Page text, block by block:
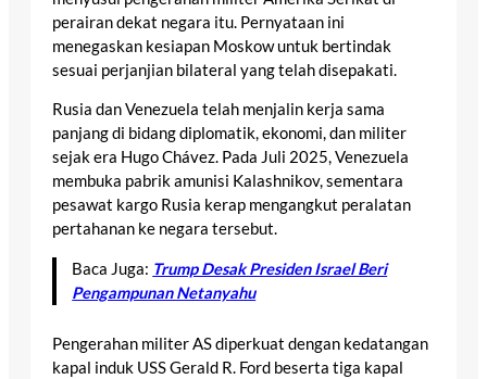
perairan dekat negara itu. Pernyataan ini
menegaskan kesiapan Moskow untuk bertindak
sesuai perjanjian bilateral yang telah disepakati.
Rusia dan Venezuela telah menjalin kerja sama
panjang di bidang diplomatik, ekonomi, dan militer
sejak era Hugo Chávez. Pada Juli 2025, Venezuela
membuka pabrik amunisi Kalashnikov, sementara
pesawat kargo Rusia kerap mengangkut peralatan
pertahanan ke negara tersebut.
Baca Juga: Trump Desak Presiden Israel Beri
Pengampunan Netanyahu
Pengerahan militer AS diperkuat dengan kedatangan
kapal induk USS Gerald R. Ford beserta tiga kapal